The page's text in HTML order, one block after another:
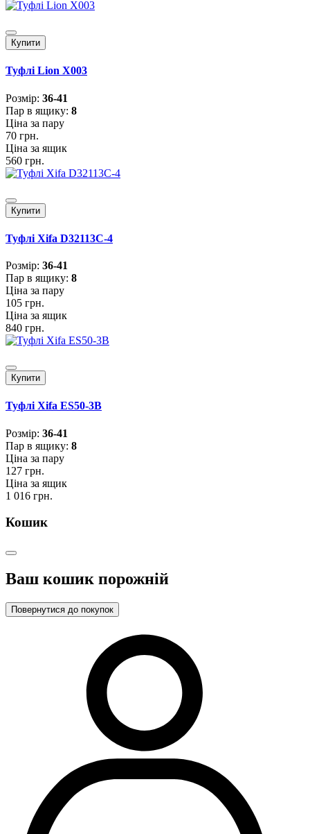
Купити
Туфлі Lion X003
Розмiр: 36-41
Пар в ящику: 8
Ціна за пару
70 грн.
Ціна за ящик
560 грн.
Купити
Туфлі Xifa D32113C-4
Розмiр: 36-41
Пар в ящику: 8
Ціна за пару
105 грн.
Ціна за ящик
840 грн.
Купити
Туфлі Xifa ES50-3B
Розмiр: 36-41
Пар в ящику: 8
Ціна за пару
127 грн.
Ціна за ящик
1 016 грн.
Кошик
Ваш кошик порожній
Повернутися до покупок